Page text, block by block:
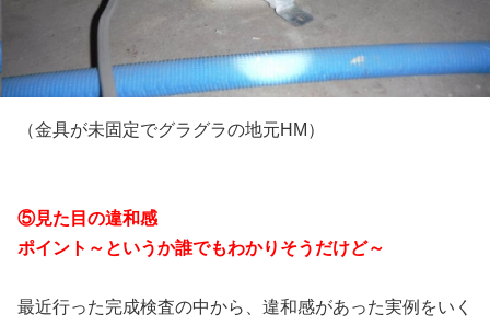
（金具が未固定でグラグラの地元HM）
⑤見た目の違和感
ポイント～というか誰でもわかりそうだけど～
最近行った完成検査の中から、違和感があった実例をいく